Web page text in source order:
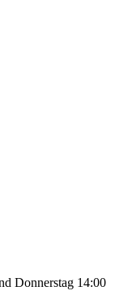
Donnerstag 14:00